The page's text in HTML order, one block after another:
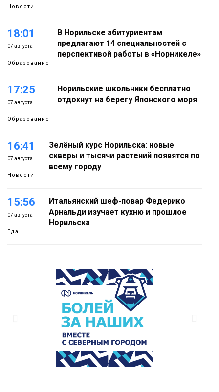
Новости
18:01
07 августа
Образование
В Норильске абитуриентам
предлагают 14 специальностей с
перспективой работы в «Норникеле»
17:25
07 августа
Образование
Норильские школьники бесплатно
отдохнут на берегу Японского моря
16:41
07 августа
Новости
Зелёный курс Норильска: новые
скверы и тысячи растений появятся по
всему городу
15:56
07 августа
Еда
Итальянский шеф-повар Федерико
Арнальди изучает кухню и прошлое
Норильска
помог сборной России взять золото в
футзальном турнире
Ленинский проспект частично закроют
в связи с Днём рождения «Башни»
«Домик Хоббитов» и «Самолёт в